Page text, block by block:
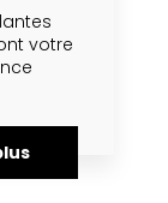
votre